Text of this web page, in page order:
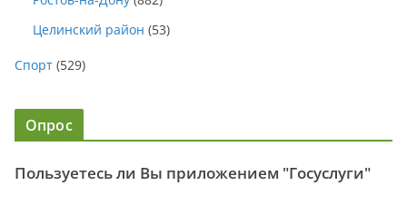
Целинский район (53)
Спорт (529)
Опрос
Пользуетесь ли Вы приложением "Госуслуги"